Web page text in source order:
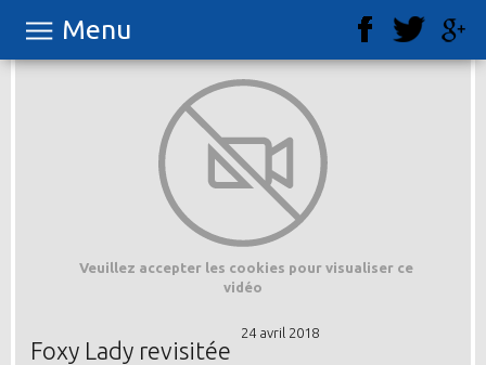
Menu
Veuillez accepter les cookies pour visualiser ce
vidéo
24 avril 2018
Foxy Lady revisitée